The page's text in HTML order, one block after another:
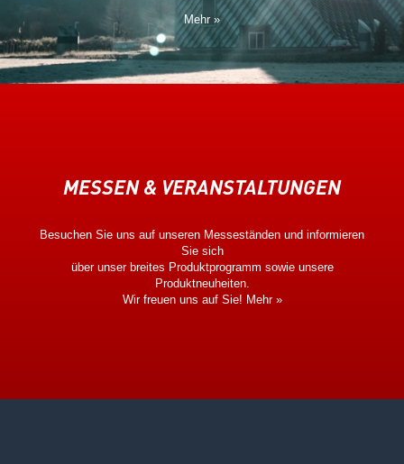
Mehr »
MESSEN & VERANSTALTUNGEN
Besuchen Sie uns auf unseren Messeständen und informieren
Sie sich
über unser breites Produktprogramm sowie unsere
Produktneuheiten.
Wir freuen uns auf Sie! Mehr »